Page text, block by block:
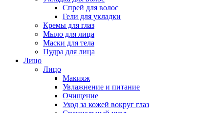
Спрей для волос
Гели для укладки
Кремы для глаз
Мыло для лица
Маски для тела
Пудра для лица
Лицо
Лицо
Макияж
Увлажнение и питание
Очищение
Уход за кожей вокруг глаз